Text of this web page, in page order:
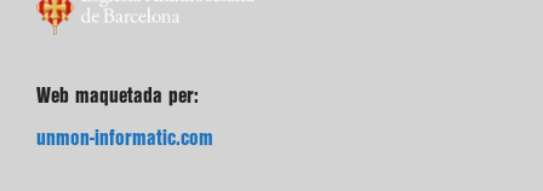
Web maquetada per:
unmon-informatic.com